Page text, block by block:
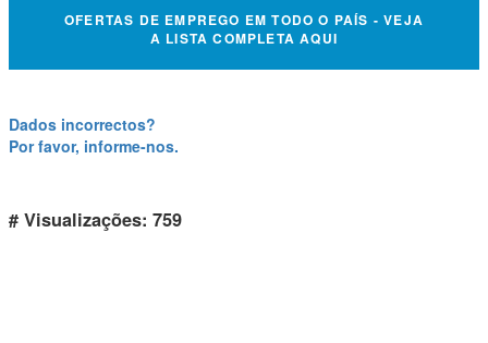
OFERTAS DE EMPREGO EM TODO O PAÍS - VEJA
A LISTA COMPLETA AQUI
Dados incorrectos?
Por favor, informe-nos.
# Visualizações: 759